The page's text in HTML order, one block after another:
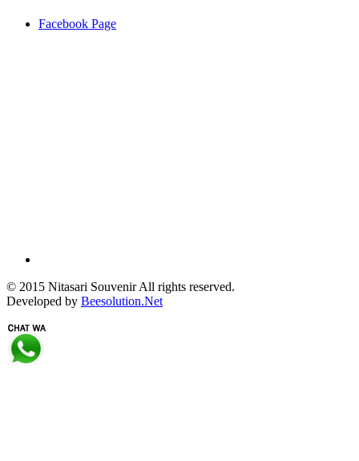
Facebook Page
© 2015 Nitasari Souvenir All rights reserved.
Developed by Beesolution.Net